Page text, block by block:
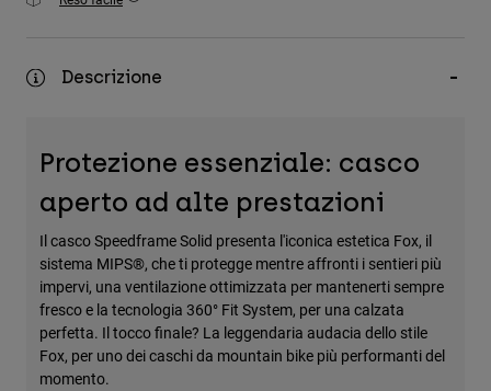
Vedi tutto
Descrizione
Protezione essenziale: casco
aperto ad alte prestazioni
Il casco Speedframe Solid presenta l'iconica estetica Fox, il
sistema MIPS®, che ti protegge mentre affronti i sentieri più
impervi, una ventilazione ottimizzata per mantenerti sempre
fresco e la tecnologia 360° Fit System, per una calzata
perfetta. Il tocco finale? La leggendaria audacia dello stile
Fox, per uno dei caschi da mountain bike più performanti del
momento.